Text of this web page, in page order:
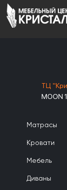
ТЦ
MOON
Матрасы
Кровати
Мебель
Диваны